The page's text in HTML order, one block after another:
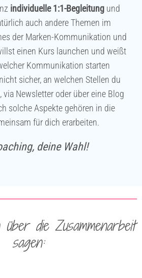
individuelle 1:1-Begleitung und
auch andere Themen im
der Marken-Kommunikation und
einen Kurs launchen und weißt
Kommunikation starten
sicher, an welchen Stellen du
via Newsletter oder über eine Blog
solche Aspekte gehören in die
für dich erarbeiten.
deine Wahl!
über die Zusammenarbeit
sagen: